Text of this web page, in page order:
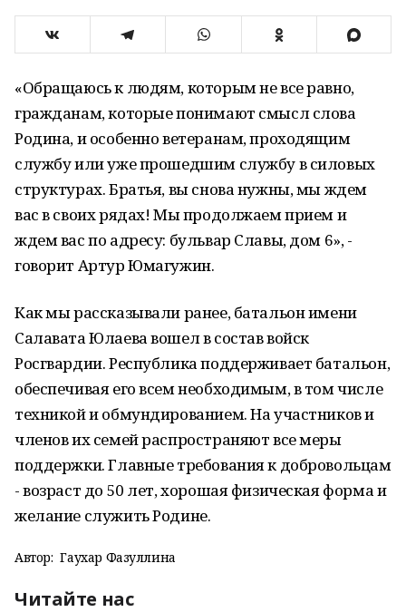
«Обращаюсь к людям, которым не все равно,
гражданам, которые понимают смысл слова
Родина, и особенно ветеранам, проходящим
службу или уже прошедшим службу в силовых
структурах. Братья, вы снова нужны, мы ждем
вас в своих рядах! Мы продолжаем прием и
ждем вас по адресу: бульвар Славы, дом 6», -
говорит Артур Юмагужин.
Как мы рассказывали ранее, батальон имени
Салавата Юлаева вошел в состав войск
Росгвардии. Республика поддерживает батальон,
обеспечивая его всем необходимым, в том числе
техникой и обмундированием. На участников и
членов их семей распространяют все меры
поддержки. Главные требования к добровольцам
- возраст до 50 лет, хорошая физическая форма и
желание служить Родине.
Автор: Гаухар Фазуллина
Читайте нас